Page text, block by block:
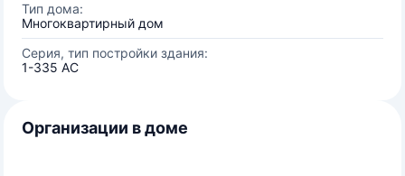
Тип дома:
Многоквартирный дом
Серия, тип постройки здания:
1-335 АС
Организации в доме